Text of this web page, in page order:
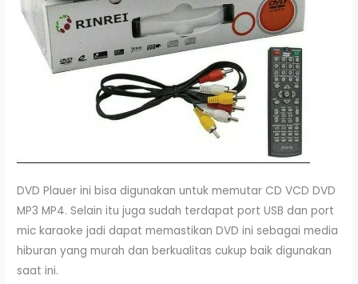
DVD Plauer ini bisa digunakan untuk memutar CD VCD DVD
MP3 MP4. Selain itu juga sudah terdapat port USB dan port
mic karaoke jadi dapat memastikan DVD ini sebagai media
hiburan yang murah dan berkualitas cukup baik digunakan
saat ini.